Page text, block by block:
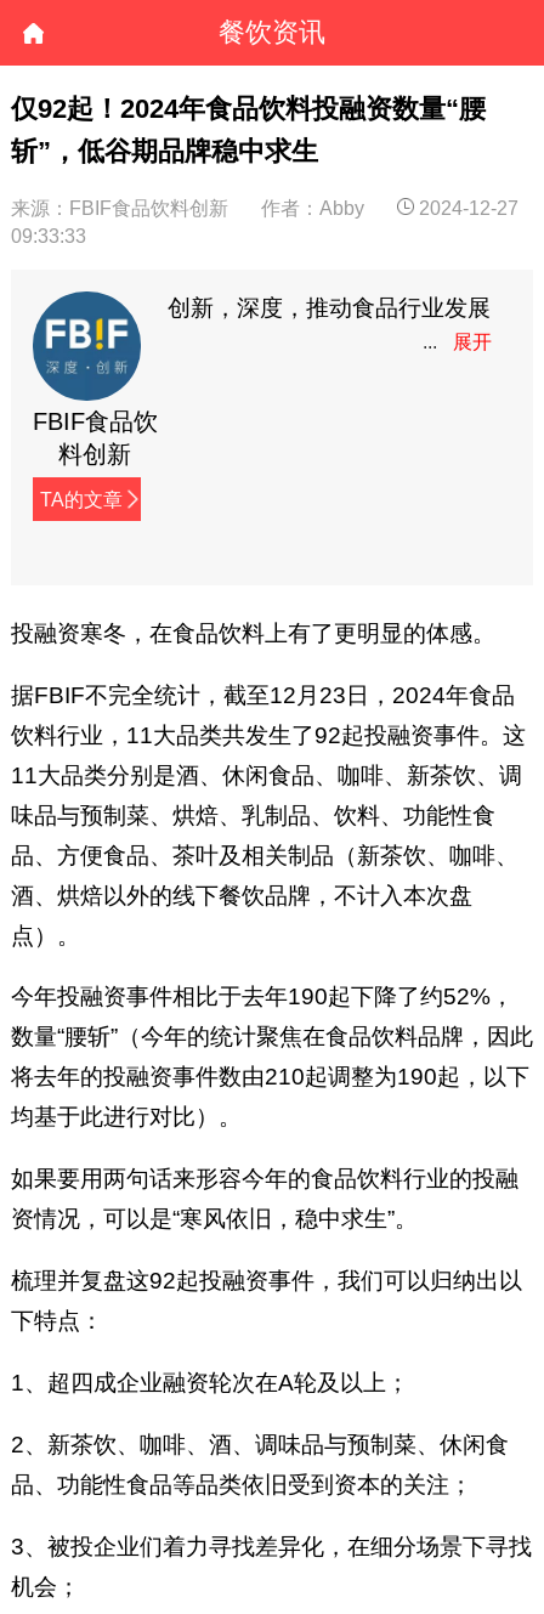
餐饮资讯
仅92起！2024年食品饮料投融资数量“腰
斩”，低谷期品牌稳中求生
来源：FBIF食品饮料创新 作者：Abby
2024-12-27
09:33:33
FBIF食品饮
料创新
TA的文章
创新，深度，推动食品行业发展
投融资寒冬，在食品饮料上有了更明显的体感。
据FBIF不完全统计，截至12月23日，2024年食品
饮料行业，11大品类共发生了92起投融资事件。这
11大品类分别是酒、休闲食品、咖啡、新茶饮、调
味品与预制菜、烘焙、乳制品、饮料、功能性食
品、方便食品、茶叶及相关制品（新茶饮、咖啡、
酒、烘焙以外的线下餐饮品牌，不计入本次盘
点）。
今年投融资事件相比于去年190起下降了约52%，
数量“腰斩”（今年的统计聚焦在食品饮料品牌，因此
将去年的投融资事件数由210起调整为190起，以下
均基于此进行对比）。
如果要用两句话来形容今年的食品饮料行业的投融
资情况，可以是“寒风依旧，稳中求生”。
梳理并复盘这92起投融资事件，我们可以归纳出以
下特点：
1、超四成企业融资轮次在A轮及以上；
2、新茶饮、咖啡、酒、调味品与预制菜、休闲食
品、功能性食品等品类依旧受到资本的关注；
3、被投企业们着力寻找差异化，在细分场景下寻找
机会；